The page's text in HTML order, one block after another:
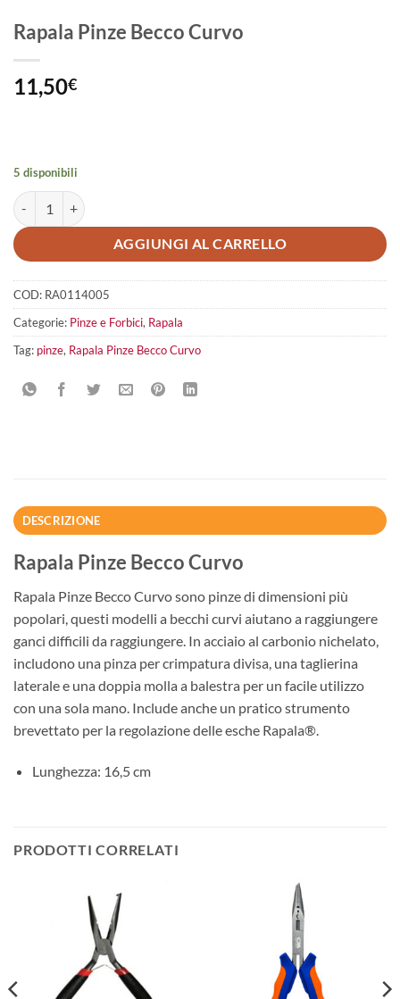
Rapala Pinze Becco Curvo
11,50€
5 disponibili
Rapala Pinze Becco Curvo quantità
AGGIUNGI AL CARRELLO
COD: RA0114005
Categorie: Pinze e Forbici, Rapala
Tag: pinze, Rapala Pinze Becco Curvo
DESCRIZIONE
Rapala Pinze Becco Curvo
Rapala Pinze Becco Curvo sono pinze di dimensioni più
popolari, questi modelli a becchi curvi aiutano a raggiungere
ganci difficili da raggiungere. In acciaio al carbonio nichelato,
includono una pinza per crimpatura divisa, una taglierina
laterale e una doppia molla a balestra per un facile utilizzo
con una sola mano. Include anche un pratico strumento
brevettato per la regolazione delle esche Rapala®.
Lunghezza: 16,5 cm
PRODOTTI CORRELATI